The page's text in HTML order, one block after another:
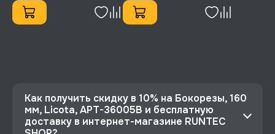
Как получить скидку в 10% на Бокорезы, 160
мм, Licota, APT-36005B и бесплатную
доставку в интернет-магазине RUNTEC